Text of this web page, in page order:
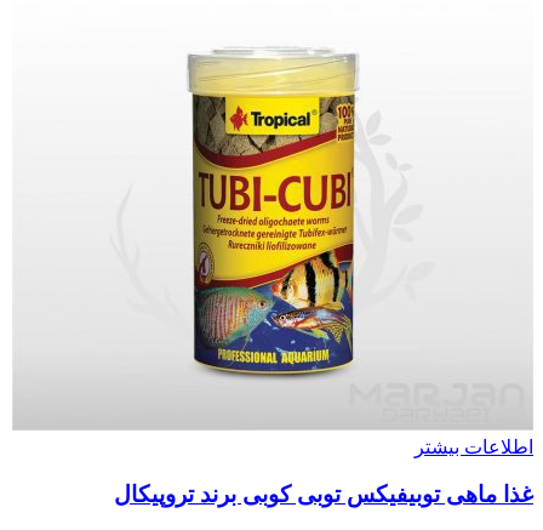
اطلاعات بیشتر
غذا ماهی توبیفیکس توبی کوبی برند تروپیکال